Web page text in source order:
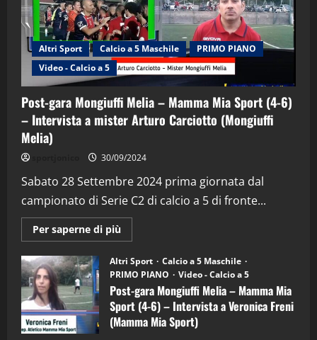
Altri Sport Calcio a 5 Maschile
PRIMO PIANO
Video - Calcio a 5
Post-gara Mongiuffi Melia – Mamma Mia Sport (4-6)
– Intervista a mister Arturo Carciotto (Mongiuffi
Melia)
30/09/2024
Sabato 28 Settembre 2024 prima giornata dal
campionato di Serie C2 di calcio a 5 di fronte...
Per saperne di più
informazioni
Post-
gara
Mongiuffi
Melia
–
Mamma
Mia
Sport
Altri Sport
Calcio a 5 Maschile
PRIMO PIANO
Video - Calcio a 5
Post-gara Mongiuffi Melia – Mamma Mia
Sport (4-6) – Intervista a Veronica Freni
(Mamma Mia Sport)
2
“SportEmpire” in Podcast: 29^ Puntata
(Martedi 28 Aprile 2026)
28/04/2026
3
"SportEmpire" in Podcast
“SportEmpire” in Podcast: 28^ Puntata
(Martedi 21 Aprile 2026)
21/04/2026